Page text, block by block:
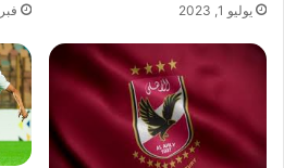
يوليو 1, 2023 فبراير